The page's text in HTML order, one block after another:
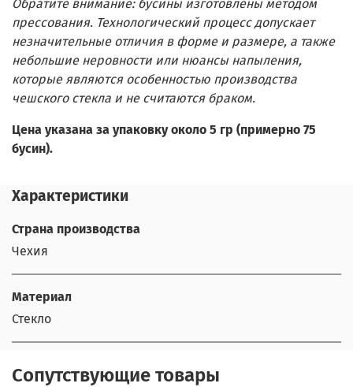
Обратите внимание: бусины изготовлены методом
прессования. Технологический процесс допускает
незначительные отличия в форме и размере, а также
небольшие неровности или нюансы напыления,
которые являются особенностью производства
чешского стекла и не считаются браком.
Цена указана за упаковку около 5 гр (примерно 75
бусин).
Характеристики
Страна производства
Чехия
Материал
Стекло
Сопутствующие товары